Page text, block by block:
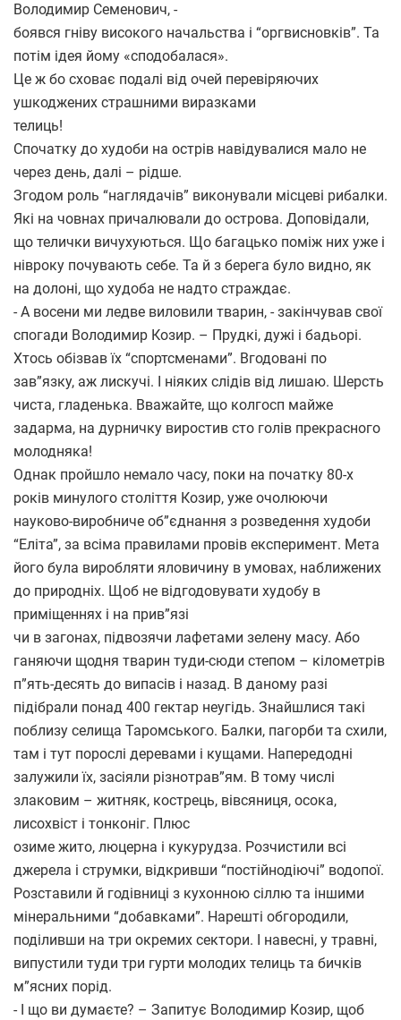
Володимир Семенович, -
боявся гніву високого начальства і “оргвисновків”. Та
потім ідея йому «сподобалася».
Це ж бо сховає подалі від очей перевіряючих
ушкоджених страшними виразками
телиць!
Спочатку до худоби на острів навідувалися мало не
через день, далі – рідше.
Згодом роль “наглядачів” виконували місцеві рибалки.
Які на човнах причалювали до острова. Доповідали,
що телички вичухуються. Що багацько поміж них уже і
нівроку почувають себе. Та й з берега було видно, як
на долоні, що худоба не надто страждає.
- А восени ми ледве виловили тварин, - закінчував свої
спогади Володимир Козир. – Прудкі, дужі і бадьорі.
Хтось обізвав їх “спортсменами”. Вгодовані по
зав”язку, аж лискучі. І ніяких слідів від лишаю. Шерсть
чиста, гладенька. Вважайте, що колгосп майже
задарма, на дурничку виростив сто голів прекрасного
молодняка!
Однак пройшло немало часу, поки на початку 80-х
років минулого століття Козир, уже очолюючи
науково-виробниче об”єднання з розведення худоби
“Еліта”, за всіма правилами провів експеримент. Мета
його була виробляти яловичину в умовах, наближених
до природніх. Щоб не відгодовувати худобу в
приміщеннях і на прив”язі
чи в загонах, підвозячи лафетами зелену масу. Або
ганяючи щодня тварин туди-сюди степом – кілометрів
п”ять-десять до випасів і назад. В даному разі
підібрали понад 400 гектар неугідь. Знайшлися такі
поблизу селища Таромського. Балки, пагорби та схили,
там і тут порослі деревами і кущами. Напередодні
залужили їх, засіяли різнотрав”ям. В тому числі
злаковим – житняк, кострець, вівсяниця, осока,
лисохвіст і тонконіг. Плюс
озиме жито, люцерна і кукурудза. Розчистили всі
джерела і струмки, відкривши “постійнодіючі” водопої.
Розставили й годівниці з кухонною сіллю та іншими
мінеральними “добавками”. Нарешті обгородили,
поділивши на три окремих сектори. І навесні, у травні,
випустили туди три гурти молодих телиць та бичків
м”ясних порід.
- І що ви думаєте? – Запитує Володимир Козир, щоб